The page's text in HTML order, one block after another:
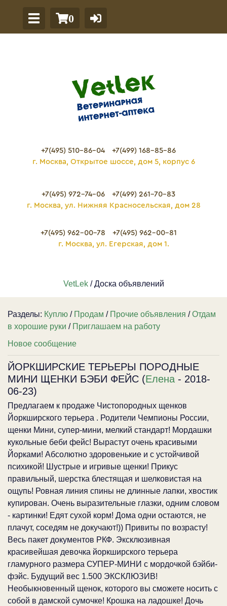
0
+7(495) 510-86-04
+7(499) 168-85-86
г. Москва, Открытое шоссе, дом 5, корпус 6
+7(495) 972-74-06
+7(499) 261-70-83
г. Москва, ул. Нижняя Красносельская, дом 28
+7(495) 962-00-78
+7(495) 962-00-81
г. Москва, ул. Егерская, дом 1.
VetLek/ Доска объявлений
Разделы: Куплю / Продам / Прочие объявления /Отдам
в хорошие руки / Приглашаем на работу
Новое сообщение
ЙОРКШИРСКИЕ ТЕРЬЕРЫ ПОРОДНЫЕ
МИНИ ЩЕНКИ БЭБИ ФЕЙС (Елена - 2018-
06-23)
Предлагаем к продаже Чистопородных щенков
Йоркширского терьера . Родители Чемпионы России,
щенки Мини, супер-мини, мелкий стандарт! Мордашки
кукольные беби фейс! Вырастут очень красивыми
Йорками! Абсолютно здоровенькие и с устойчивой
психикой! Шустрые и игривые щенки! Прикус
правильный, шерстка блестящая и шелковистая на
ощупь! Ровная линия спины не длинные лапки, хвостик
купирован. Очень выразительные глазки, одним словом
- картинки! Едят сухой корм! Дома одни остаются, не
плачут, соседям не докучают!)) Привиты по возрасту!
Весь пакет документов РКФ. Эксклюзивная
красивейшая девочка йоркширского терьера
гламурного размера СУПЕР-МИНИ с мордочкой бэйби-
фэйс. Будущий вес 1.500 ЭКСКЛЮЗИВ!
Необыкновенный щенок, которого вы сможете носить с
собой в дамской сумочке! Крошка на ладошке! Дочь